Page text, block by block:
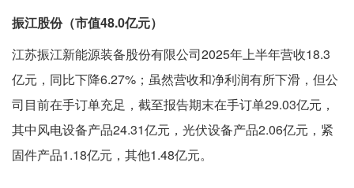
振江股份（市值48.0亿元）
江苏振江新能源装备股份有限公司2025年上半年营收18.3
亿元，同比下降6.27%；虽然营收和净利润有所下滑，但公
司目前在手订单充足，截至报告期末在手订单29.03亿元，
其中风电设备产品24.31亿元，光伏设备产品2.06亿元，紧
固件产品1.18亿元，其他1.48亿元。